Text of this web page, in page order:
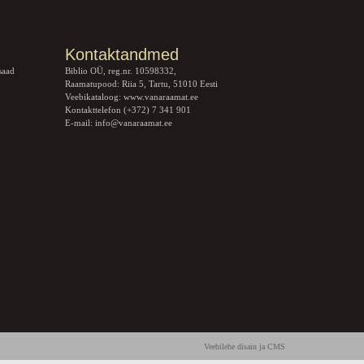
Kontaktandmed
Biblio OÜ, reg.nr. 10598332,
Raamatupood: Riia 5, Tartu, 51010 Eesti
Veebikataloog: www.vanaraamat.ee
Kontakttelefon (+372) 7 341 901
E-mail: info@vanaraamat.ee
Veebilehe disain ja CMS